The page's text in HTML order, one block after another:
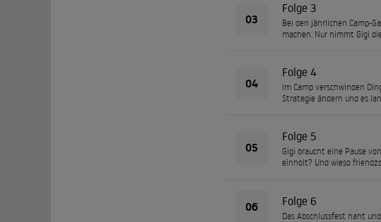
03
Folge 3
Bei den jährlichen Camp-
machen. Nur nimmt Gigi
04
Folge 4
Im Camp verschwinden
Strategie ändern und es
05
Folge 5
Gigi braucht eine Pause
einholt? Und wieso
06 Folge 6
Das Abschlussfest naht